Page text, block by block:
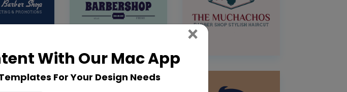
With Our Mac App
For Your Design Needs
× Close